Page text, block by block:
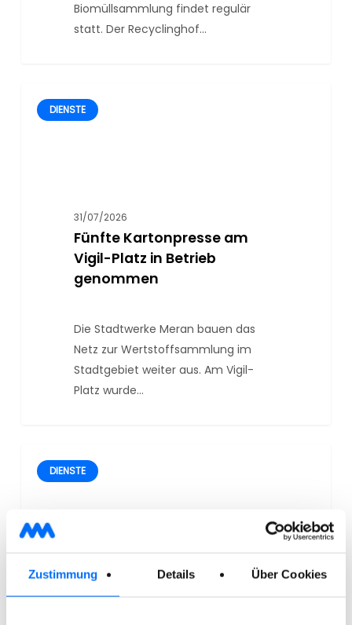
Zustimmung Details Über Cookies
Biomüllsammlung findet regulär
statt. Der Recyclinghof…
DIENSTE
31/07/2026
Fünfte Kartonpresse am
Vigil-Platz in Betrieb
genommen
Die Stadtwerke Meran bauen das
Netz zur Wertstoffsammlung im
Stadtgebiet weiter aus. Am Vigil-
Platz wurde…
DIENSTE
29/07/2026
Sammlung von